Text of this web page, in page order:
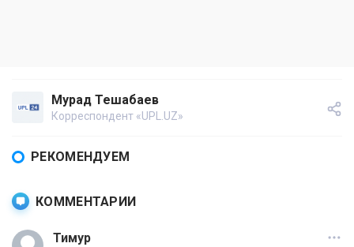
Мурад Тешабаев
Корреспондент «UPL.UZ»
РЕКОМЕНДУЕМ
КОММЕНТАРИИ
Тимур